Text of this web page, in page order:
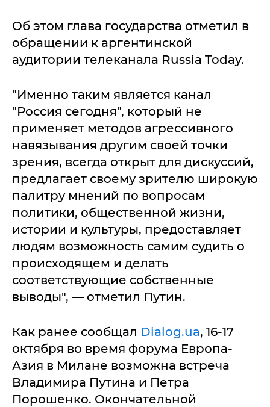
Об этом глава государства отметил в
обращении к аргентинской
аудитории телеканала Russia Today.
"Именно таким является канал
"Россия сегодня", который не
применяет методов агрессивного
навязывания другим своей точки
зрения, всегда открыт для дискуссий,
предлагает своему зрителю широкую
палитру мнений по вопросам
политики, общественной жизни,
истории и культуры, предоставляет
людям возможность самим судить о
происходящем и делать
соответствующие собственные
выводы", — отметил Путин.
Как ранее сообщал Dialog.ua, 16-17
октября во время форума Европа-
Азия в Милане возможна встреча
Владимира Путина и Петра
Порошенко. Окончательной